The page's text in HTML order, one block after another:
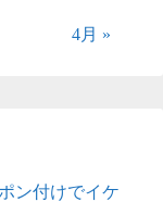
4月 »
ン付けでイケ